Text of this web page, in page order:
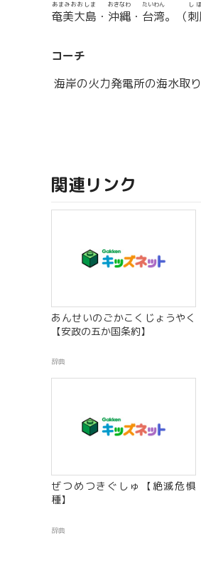
奄美大島
あまみおおしま
・ 沖縄
おきなわ
・ 台湾
たいわん
。（
し
コーチ
海岸の火力発電所の海水取
関連リンク
あんせいのごかこくじょうやく
【安政の五か国条約】
辞典
ぜつめつきぐしゅ【絶滅危惧
種】
辞典